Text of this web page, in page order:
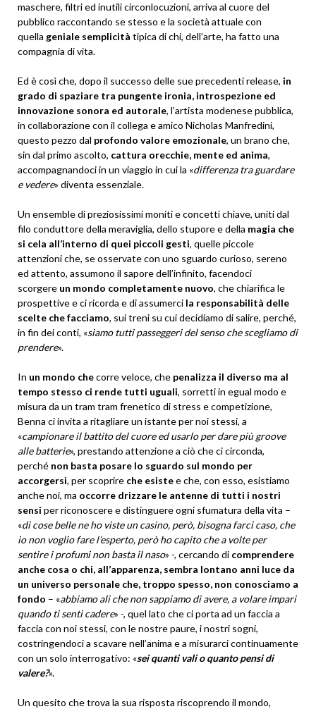
maschere, filtri ed inutili circonlocuzioni, arriva al cuore del
pubblico raccontando se stesso e la società attuale con
quella geniale semplicità tipica di chi, dell’arte, ha fatto una
compagnia di vita.
Ed è così che, dopo il successo delle sue precedenti release, in
grado di spaziare tra pungente ironia, introspezione ed
innovazione sonora ed autorale, l’artista modenese pubblica,
in collaborazione con il collega e amico Nicholas Manfredini,
questo pezzo dal profondo valore emozionale, un brano che,
sin dal primo ascolto, cattura orecchie, mente ed anima,
accompagnandoci in un viaggio in cui la «differenza tra guardare
e vedere» diventa essenziale.
Un ensemble di preziosissimi moniti e concetti chiave, uniti dal
filo conduttore della meraviglia, dello stupore e della magia che
si cela all’interno di quei piccoli gesti, quelle piccole
attenzioni che, se osservate con uno sguardo curioso, sereno
ed attento, assumono il sapore dell’infinito, facendoci
scorgere un mondo completamente nuovo, che chiarifica le
prospettive e ci ricorda e di assumerci la responsabilità delle
scelte che facciamo, sui treni su cui decidiamo di salire, perché,
in fin dei conti, «siamo tutti passeggeri del senso che scegliamo di
prendere».
In un mondo checorre veloce, che penalizza il diverso ma al
tempo stesso ci rende tutti uguali, sorretti in egual modo e
misura da un tram tram frenetico di stress e competizione,
Benna ci invita a ritagliare un istante per noi stessi, a
«campionare il battito del cuore ed usarlo per dare più groove
alle batterie», prestando attenzione a ciò che ci circonda,
perché non basta posare lo sguardo sul mondo per
accorgersi, per scoprire che esistee che, con esso, esistiamo
anche noi, ma occorre drizzare le antenne di tutti i nostri
sensi per riconoscere e distinguere ogni sfumatura della vita –
«di cose belle ne ho viste un casino, però, bisogna farci caso, che
io non voglio fare l’esperto, però ho capito che a volte per
sentire i profumi non basta il naso» -, cercando di comprendere
anche cosa o chi, all’apparenza, sembra lontano anni luce da
un universo personale che, troppo spesso, non conosciamo a
fondo – «abbiamo ali che non sappiamo di avere, a volare impari
quando ti senti cadere» -, quel lato che ci porta ad un faccia a
faccia con noi stessi, con le nostre paure, i nostri sogni,
costringendoci a scavare nell’anima e a misurarci continuamente
con un solo interrogativo: «sei quanti vali o quanto pensi di
valere?».
Un quesito che trova la sua risposta riscoprendo il mondo,